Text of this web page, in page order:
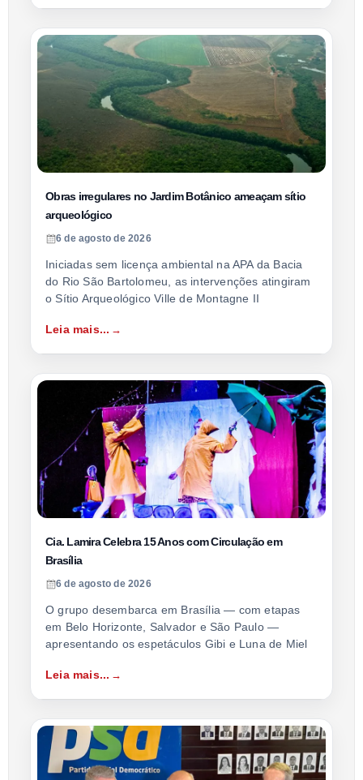
Obras irregulares no Jardim Botânico ameaçam sítio
arqueológico
6 de agosto de 2026
Iniciadas sem licença ambiental na APA da Bacia
do Rio São Bartolomeu, as intervenções atingiram
o Sítio Arqueológico Ville de Montagne II
Leia mais...
Cia. Lamira Celebra 15 Anos com Circulação em
Brasília
6 de agosto de 2026
O grupo desembarca em Brasília — com etapas
em Belo Horizonte, Salvador e São Paulo —
apresentando os espetáculos Gibi e Luna de Miel
Leia mais...